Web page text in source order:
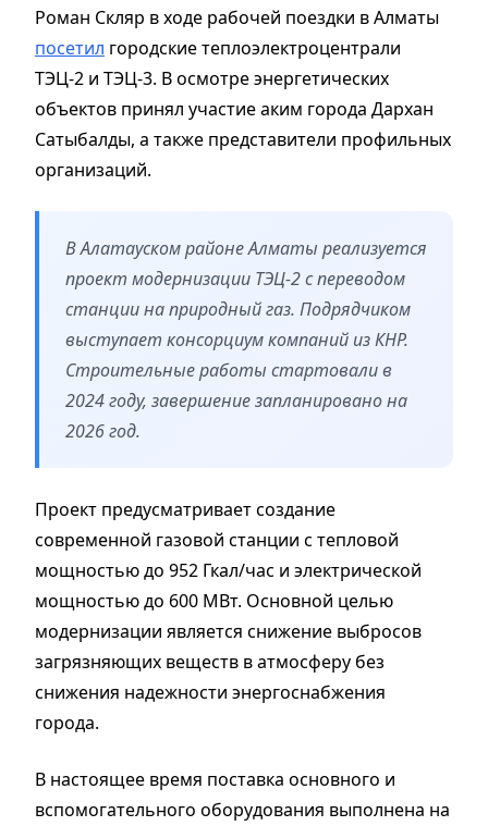
Роман Скляр в ходе рабочей поездки в Алматы
посетил городские теплоэлектроцентрали
ТЭЦ-2 и ТЭЦ-3. В осмотре энергетических
объектов принял участие аким города Дархан
Сатыбалды, а также представители профильных
организаций.
В Алатауском районе Алматы реализуется
проект модернизации ТЭЦ-2 с переводом
станции на природный газ. Подрядчиком
выступает консорциум компаний из КНР.
Строительные работы стартовали в
2024 году, завершение запланировано на
2026 год.
Проект предусматривает создание
современной газовой станции с тепловой
мощностью до 952 Гкал/час и электрической
мощностью до 600 МВт. Основной целью
модернизации является снижение выбросов
загрязняющих веществ в атмосферу без
снижения надежности энергоснабжения
города.
В настоящее время поставка основного и
вспомогательного оборудования выполнена на